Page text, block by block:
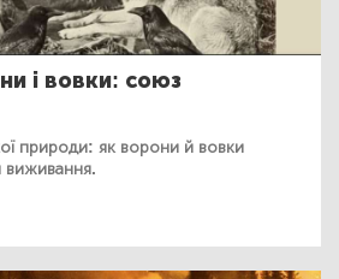
і вовки: союз
природи: як ворони й вовки
виживання.